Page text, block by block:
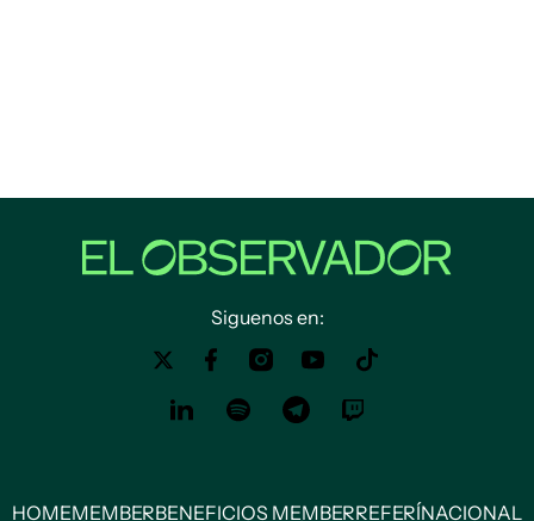
Siguenos en:
HOMEMEMBERBENEFICIOS MEMBERREFERÍNACIONAL